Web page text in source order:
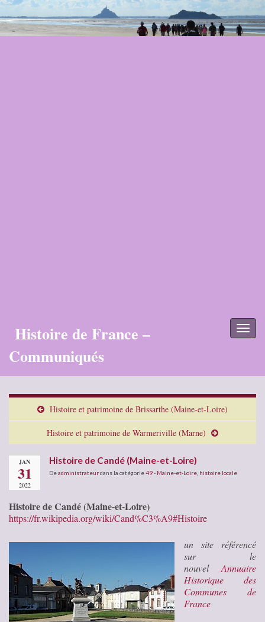
Histoire de France –
Communiqués
Histoire et patrimoine de Brissarthe (Maine-et-Loire)
Histoire et patrimoine de Warmeriville (Marne)
JAN
31
2022
Histoire de Candé (Maine-et-Loire)
Deadministrateurdans la catégorie49 - Maine-et-Loire histoire locale
Histoire de Candé (Maine-et-Loire)
https://fr.wikipedia.org/wiki/Cand%C3%A9#Histoire
un site référencé
sur le
nouvel Annuaire
Historique des
Communes de
France